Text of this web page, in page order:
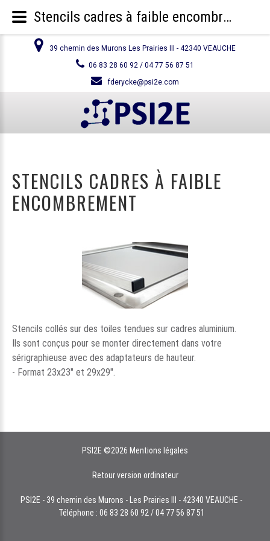
39 chemin des Murons Les Prairies III - 42340 VEAUCHE
06 83 28 60 92 / 04 77 56 87 51
fderycke@psi2e.com
STENCILS CADRES À FAIBLE
ENCOMBREMENT
Stencils collés sur des toiles tendues sur cadres aluminium.
Ils sont conçus pour se monter directement dans votre
sérigraphieuse avec des adaptateurs de hauteur.
- Format 23x23" et 29x29".
PSI2E ©2026 Mentions légales
Retour version ordinateur
PSI2E - 39 chemin des Murons - Les Prairies III - 42340 VEAUCHE -
Téléphone : 06 83 28 60 92 / 04 77 56 87 51
Stencils cadres à faible encombrement